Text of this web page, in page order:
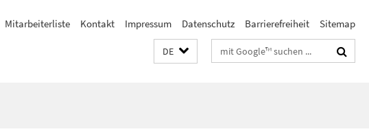
Mitarbeiterliste Kontakt Impressum Datenschutz Barrierefreiheit Sitemap
DE Suchbegriffe